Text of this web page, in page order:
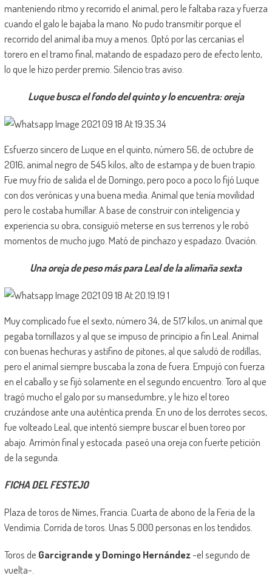
manteniendo ritmo y recorrido el animal, pero le faltaba raza y fuerza
cuando el galo le bajaba la mano. No pudo transmitir porque el
recorrido del animal iba muy a menos. Optó por las cercanías el
torero en el tramo final, matando de espadazo pero de efecto lento,
lo que le hizo perder premio. Silencio tras aviso.
Luque busca el fondo del quinto y lo encuentra: oreja
Esfuerzo sincero de Luque en el quinto, número 56, de octubre de
2016, animal negro de 545 kilos, alto de estampa y de buen trapío.
Fue muy frío de salida el de Domingo, pero poco a poco lo fijó Luque
con dos verónicas y una buena media. Animal que tenía movilidad
pero le costaba humillar. A base de construir con inteligencia y
experiencia su obra, consiguió meterse en sus terrenos y le robó
momentos de mucho jugo. Mató de pinchazo y espadazo. Ovación.
Una oreja de peso más para Leal de la alimaña sexta
Muy complicado fue el sexto, número 34, de 517 kilos, un animal que
pegaba tornillazos y al que se impuso de principio a fin Leal. Animal
con buenas hechuras y astifino de pitones, al que saludó de rodillas,
pero el animal siempre buscaba la zona de fuera. Empujó con fuerza
en el caballo y se fijó solamente en el segundo encuentro. Toro al que
tragó mucho el galo por su mansedumbre, y le hizo el toreo
cruzándose ante una auténtica prenda. En uno de los derrotes secos,
fue volteado Leal, que intentó siempre buscar el buen toreo por
abajo. Arrimón final y estocada: paseó una oreja con fuerte petición
de la segunda.
FICHA DEL FESTEJO
Plaza de toros de Nimes, Francia. Cuarta de abono de la Feria de la
Vendimia. Corrida de toros. Unas 5.000 personas en los tendidos.
Toros de Garcigrande y Domingo Hernández-el segundo de
vuelta-.